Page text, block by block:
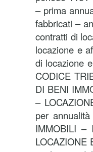
– prima
fabbricati –
contratti di
locazione e
di locazione
CODICE
DI BENI
–
per
IMMOBILI –
LOCAZIONE